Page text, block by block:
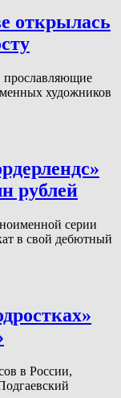
открылась
прославляющие
художников
рублей
серии
в свой дебютный
в России,